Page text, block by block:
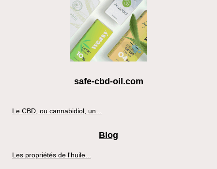
safe-cbd-oil.com
Le CBD, ou cannabidiol, un...
Blog
Les propriétés de l'huile...